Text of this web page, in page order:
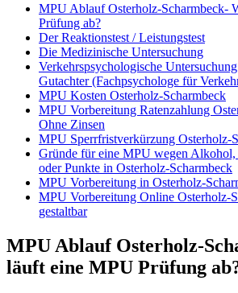
MPU Ablauf Osterholz-Scharmbeck-
Prüfung ab?
Der Reaktionstest / Leistungstest
Die Medizinische Untersuchung
Verkehrspsychologische
Gutachter (Fachpsychologe für
MPU Kosten Osterholz-Scharmbeck
MPU Vorbereitung Ratenzahlung
Ohne Zinsen
MPU Sperrfristverkürzung Osterholz-
Gründe für eine MPU wegen Alkohol,
oder Punkte in Osterholz-Scharmbeck
MPU Vorbereitung in Osterholz-
MPU Vorbereitung Online Osterholz-
gestaltbar
MPU Ablauf Osterholz-
läuft eine MPU Prüfung